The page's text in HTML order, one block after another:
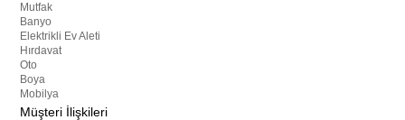
Mutfak
Banyo
Elektrikli Ev Aleti
Hırdavat
Oto
Boya
Mobilya
Müşteri İlişkileri